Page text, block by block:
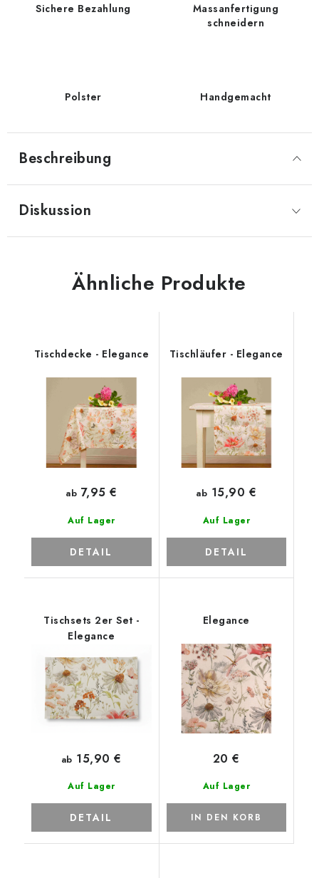
Sichere Bezahlung
Massanfertigung
schneidern
Polster Handgemacht
Beschreibung
Diskussion
Ähnliche Produkte
Tischdecke - Elegance
Auf Lager
ab 7,95 €
DETAIL
Tischläufer - Elegance
Auf Lager
ab 15,90 €
DETAIL
Tischsets 2er Set -
Elegance
Auf Lager
ab 15,90 €
DETAIL
Elegance
Auf Lager
20 €
IN DEN KORB